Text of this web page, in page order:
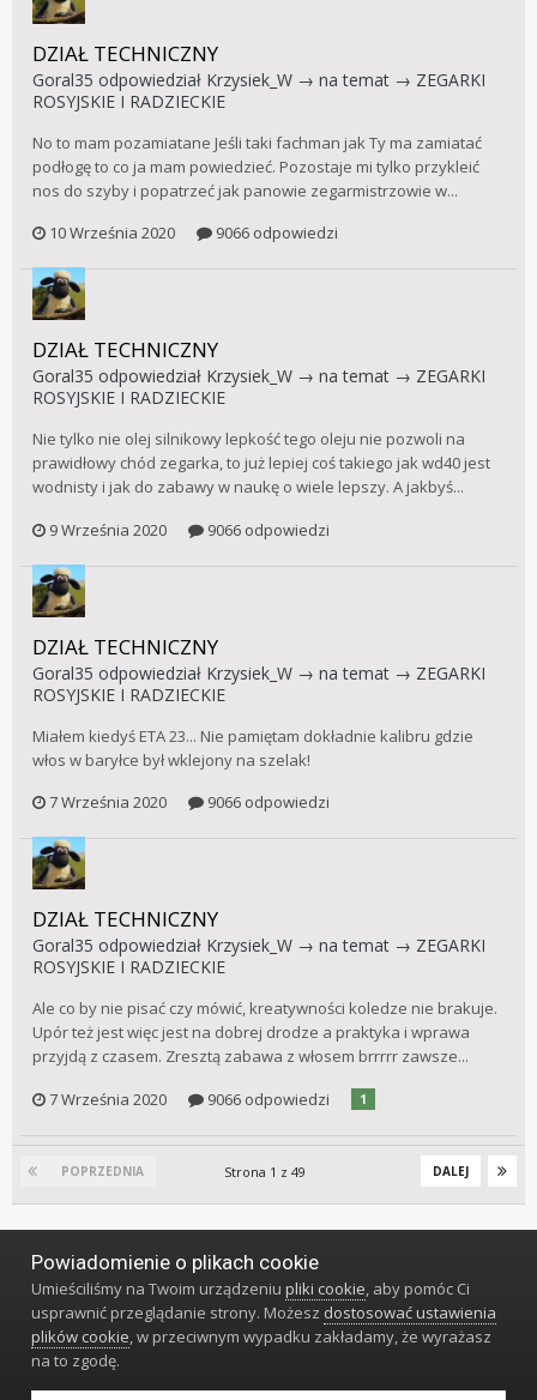
DZIAŁ TECHNICZNY
Goral35 odpowiedział Krzysiek_W → na temat → ZEGARKI
ROSYJSKIE I RADZIECKIE
No to mam pozamiatane Jeśli taki fachman jak Ty ma zamiatać
podłogę to co ja mam powiedzieć. Pozostaje mi tylko przykleić
nos do szyby i popatrzeć jak panowie zegarmistrzowie w...
10 Września 2020
9066 odpowiedzi
DZIAŁ TECHNICZNY
Goral35 odpowiedział Krzysiek_W → na temat → ZEGARKI
ROSYJSKIE I RADZIECKIE
Nie tylko nie olej silnikowy lepkość tego oleju nie pozwoli na
prawidłowy chód zegarka, to już lepiej coś takiego jak wd40 jest
wodnisty i jak do zabawy w naukę o wiele lepszy. A jakbyś...
9 Września 2020
9066 odpowiedzi
DZIAŁ TECHNICZNY
Goral35 odpowiedział Krzysiek_W → na temat → ZEGARKI
ROSYJSKIE I RADZIECKIE
Miałem kiedyś ETA 23... Nie pamiętam dokładnie kalibru gdzie
włos w baryłce był wklejony na szelak!
7 Września 2020
9066 odpowiedzi
DZIAŁ TECHNICZNY
Goral35 odpowiedział Krzysiek_W → na temat → ZEGARKI
ROSYJSKIE I RADZIECKIE
Ale co by nie pisać czy mówić, kreatywności koledze nie brakuje.
Upór też jest więc jest na dobrej drodze a praktyka i wprawa
przyjdą z czasem. Zresztą zabawa z włosem brrrrr zawsze...
7 Września 2020
9066 odpowiedzi 1
POPRZEDNIA DALEJ
Strona 1 z 49
Język Styl Polityka prywatności
Klub Miłośników Zegarów i Zegarków
Powered by Invision Community
Powiadomienie o plikach cookie
Umieściliśmy na Twoim urządzeniupliki cookie, aby pomóc Ci
usprawnić przeglądanie strony. Możesz dostosować ustawienia
plików cookie, w przeciwnym wypadku zakładamy, że wyrażasz
na to zgodę.